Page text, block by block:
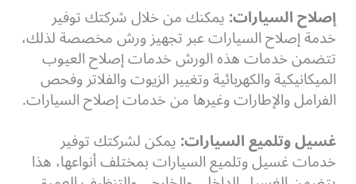
إصلاح السيارات:يمكنك من خلال شركتك توفير
خدمة إصلاح السيارات عبر تجهيز ورش مخصصة لذلك،
تتضمن خدمات هذه الورش خدمات إصلاح العيوب
الميكانيكية والكهربائية وتغيير الزيوت والفلاتر وفحص
الفرامل والإطارات وغيرها من خدمات إصلاح السيارات.
غسيل وتلميع السيارات:يمكن لشركتك توفير
خدمات غسيل وتلميع السيارات بمختلف أنواعها، هذا